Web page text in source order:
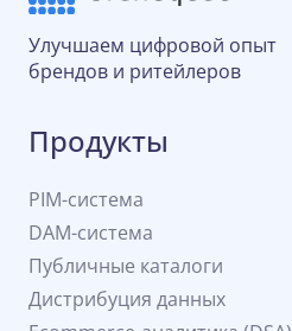
Улучшаем цифровой опыт
брендов и ритейлеров
Продукты
PIM-система
DAM-система
Публичные каталоги
Дистрибуция данных